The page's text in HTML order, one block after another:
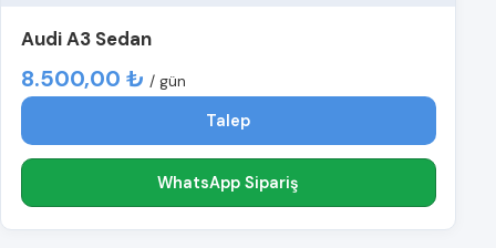
Audi A3 Sedan
8.500,00 ₺ / gün
Talep
WhatsApp Sipariş